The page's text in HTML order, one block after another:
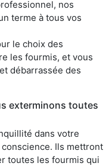
nos
terme à tous vos
le choix des
les fourmis, et vous
débarrassée des
exterminons toutes
dans votre
Ils mettront
toutes les fourmis qui